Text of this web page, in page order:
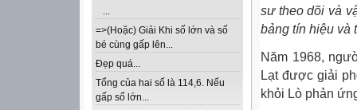
...
=>(Hoặc) Giải Khi số lớn và số
bé cùng gấp lên...
Đẹp quá...
Tổng của hai số là 114,6. Nếu
gấp số lớn...
sư theo dõi và
bảng tín hiệu và
Năm 1968,
Lạt được giải
khỏi Lò phản